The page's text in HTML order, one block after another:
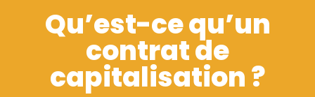
Qu’est-ce qu’un
contrat de
capitalisation ?